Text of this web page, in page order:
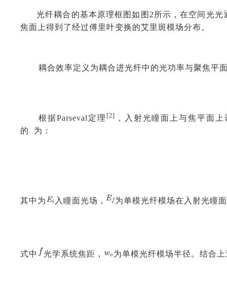
光纤耦合的基本原理框图如图2所示，在空间光
焦面上得到了经过傅里叶变换的艾里斑模场分布。
耦合效率定义为耦合进光纤中的光功率与聚焦平
根据Parseval定理 [2]
，入射光瞳面上与焦平面
的 为：
其中为 入瞳面光场， 为单模光纤模场在入射光瞳
式中 光学系统焦距， 为单模光纤模场半径。结合